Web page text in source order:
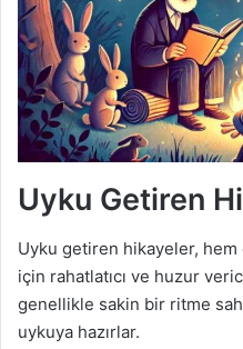
Uyku Getiren
Uyku getiren hikayeler,
için rahatlatıcı ve huzur
genellikle sakin bir ritme
uykuya hazırlar.